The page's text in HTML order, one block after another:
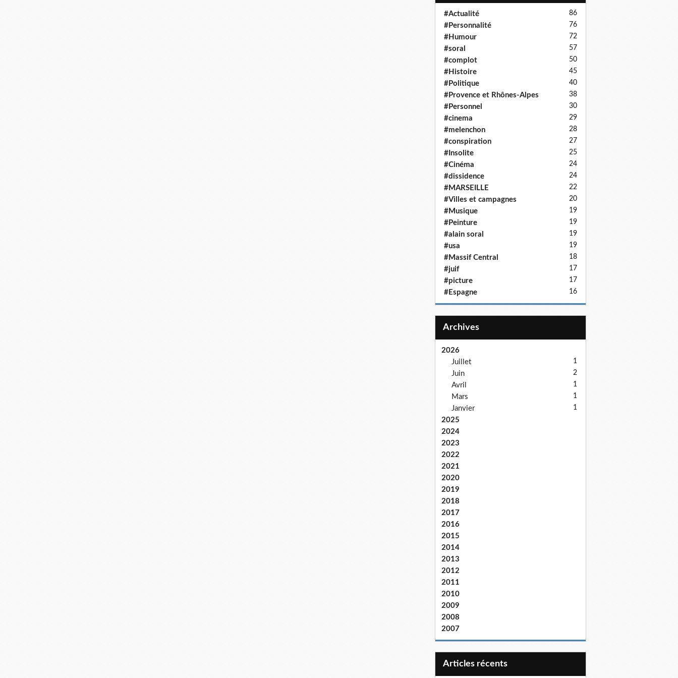
#Actualité 86
#Personnalité 76
#Humour 72
#soral 57
#complot 50
#Histoire 45
#Politique 40
#Provence et Rhônes-Alpes 38
#Personnel 30
#cinema 29
#melenchon 28
#conspiration 27
#Insolite 25
#Cinéma 24
#dissidence 24
#MARSEILLE 22
#Villes et campagnes 20
#Musique 19
#Peinture 19
#alain soral 19
#usa 19
#Massif Central 18
#juif 17
#picture 17
#Espagne 16
Archives
2026
Juillet
1
Juin 2
Avril 1
Mars 1
Janvier 1
2025
2024
2023
2022
2021
2020
2019
2018
2017
2016
2015
2014
2013
2012
2011
2010
2009
2008
2007
articles récents